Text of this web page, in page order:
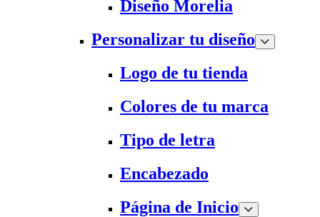
Diseño Morelia
Personalizar tu diseño
Logo de tu tienda
Colores de tu marca
Tipo de letra
Encabezado
Página de Inicio